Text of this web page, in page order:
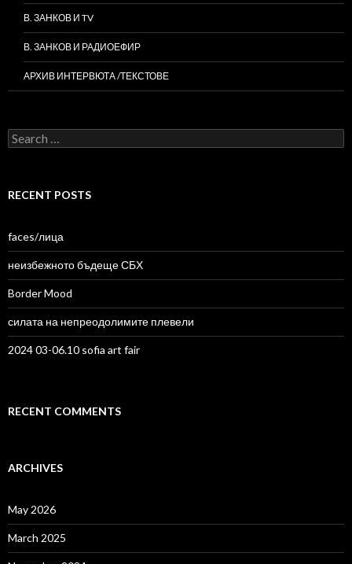
В. ЗАНКОВ И TV
В. ЗАНКОВ И РАДИОЕФИР
АРХИВ ИНТЕРВЮТА /ТЕКСТОВЕ
Search
for:
RECENT POSTS
faces/лица
неизбежното бъдеще СБХ
Border Mood
силата на непреодолимите плевели
2024 03-06.10 sofia art fair
RECENT COMMENTS
ARCHIVES
May 2026
March 2025